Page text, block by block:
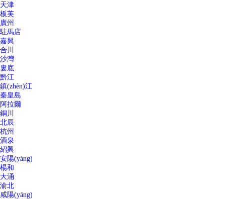
天津
板芙
廣州
駐馬店
嘉興
合川
沙灣
婁底
黔江
鎮(zhèn)江
秦皇島
阿拉爾
銅川
北辰
杭州
酒泉
紹興
安陽(yáng)
楊和
大涌
渝北
咸陽(yáng)